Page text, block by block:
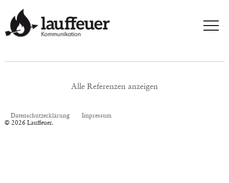
Alle Referenzen anzeigen
Datenschutzerklärung
Impressum
© 2026 Lauffeuer.